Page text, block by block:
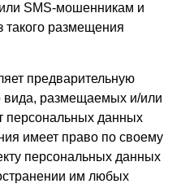
SMS-мошенникам и
размещения
предварительную
вида, размещаемых и/или
персональных данных
имеет право по своему
персональных данных
им любых